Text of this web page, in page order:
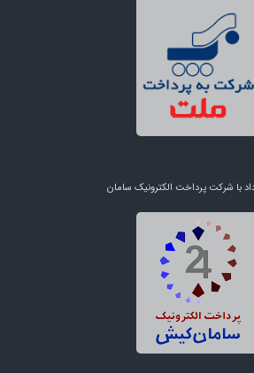
با شرکت پرداخت الکترونیک سامان